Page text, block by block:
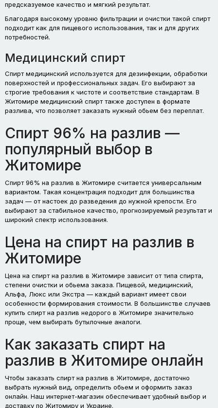
предсказуемое качество и мягкий результат.
Благодаря высокому уровню фильтрации и очистки такой спирт
подходит как для пищевого использования, так и для других
потребностей.
Медицинский спирт
Спирт медицинский используется для дезинфекции, обработки
поверхностей и профессиональных задач. Его выбирают за
строгие требования к чистоте и соответствие стандартам. В
Житомире медицинский спирт также доступен в формате
разлива, что позволяет заказать нужный обьем без переплат.
Спирт 96% на разлив —
популярный выбор в
Житомире
Спирт 96% на разлив в Житомире считается универсальным
вариантом. Такая концентрация подходит для большинства
задач — от настоек до разведения до нужной крепости. Его
выбирают за стабильное качество, прогнозируемый результат и
широкий спектр использования.
Цена на спирт на разлив в
Житомире
Цена на спирт на разлив в Житомире зависит от типа спирта,
степени очистки и обьема заказа. Пищевой, медицинский,
Альфа, Люкс или Экстра — каждый вариант имеет свои
особенности формирования стоимости. В большинстве случаев
купить спирт на разлив недорого в Житомире значительно
проще, чем выбирать бутылочные аналоги.
Как заказать спирт на
разлив в Житомире онлайн
Чтобы заказать спирт на разлив в Житомире, достаточно
выбрать нужный вид, определить обьем и оформить заказ
онлайн. Наш интернет-магазин обеспечивает удобный выбор и
доставку по Житомиру и Украине.